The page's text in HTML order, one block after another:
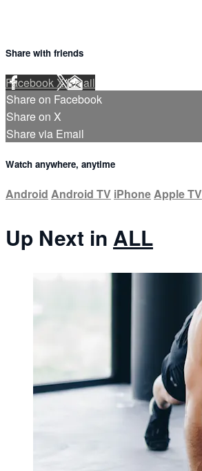
Share with friends
FacebookXEmail
Share on Facebook
Share on X
Share via Email
Watch anywhere, anytime
Android Android TV iPhoneApple TV
Up Next in ALL